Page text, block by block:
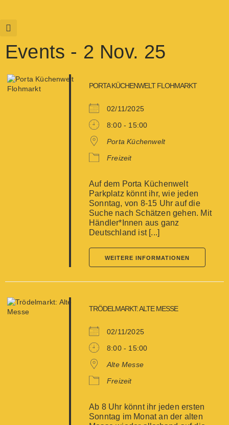
Events - 2 Nov. 25
PORTA KÜCHENWELT FLOHMARKT
02/11/2025
8:00 - 15:00
Porta Küchenwelt
Freizeit
Auf dem Porta Küchenwelt
Parkplatz könnt ihr, wie jeden
Sonntag, von 8-15 Uhr auf die
Suche nach Schätzen gehen. Mit
Händler*Innen aus ganz
Deutschland ist [...]
WEITERE INFORMATIONEN
TRÖDELMARKT: ALTE MESSE
02/11/2025
8:00 - 15:00
Alte Messe
Freizeit
Ab 8 Uhr könnt ihr jeden ersten
Sonntag im Monat an der alten